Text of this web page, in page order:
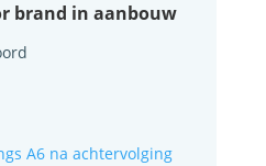
brand in aanbouw